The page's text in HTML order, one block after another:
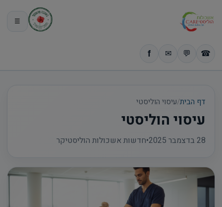
☰
דף הבית/עיסוי הוליסטי
עיסוי הוליסטי
28 בדצמבר 2025 •חדשות אשכולות הוליסטיקר